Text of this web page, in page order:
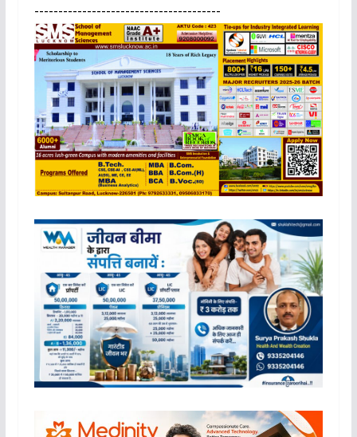
s
A
p
p
b
o
o
k
t
e
r
e
d
I
n
L
i
n
k
e
---------------------------------------